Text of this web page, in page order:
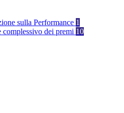
sulla Performance 1
complessivo dei premi 10